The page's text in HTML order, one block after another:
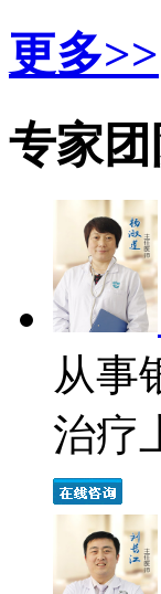
更多>>
专家团
从事
治疗